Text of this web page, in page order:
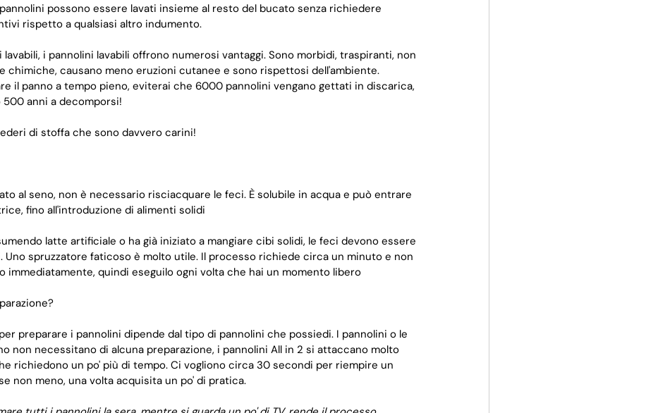
possono essere lavati insieme al resto del bucato senza richiedere
rispetto a qualsiasi altro indumento.
lavabili, i pannolini lavabili offrono numerosi vantaggi. Sono morbidi, traspiranti, non
chimiche, causano meno eruzioni cutanee e sono rispettosi dell'ambiente.
il panno a tempo pieno, eviterai che 6000 pannolini vengano gettati in discarica,
anni a decomporsi!
di stoffa che sono davvero carini!
al seno, non è necessario risciacquare le feci. È solubile in acqua e può entrare
fino all'introduzione di alimenti solidi
latte artificiale o ha già iniziato a mangiare cibi solidi, le feci devono essere
Uno spruzzatore faticoso è molto utile. Il processo richiede circa un minuto e non
immediatamente, quindi eseguilo ogni volta che hai un momento libero
preparare i pannolini dipende dal tipo di pannolini che possiedi. I pannolini o le
non necessitano di alcuna preparazione, i pannolini All in 2 si attaccano molto
richiedono un po' più di tempo. Ci vogliono circa 30 secondi per riempire un
non meno, una volta acquisita un po' di pratica.